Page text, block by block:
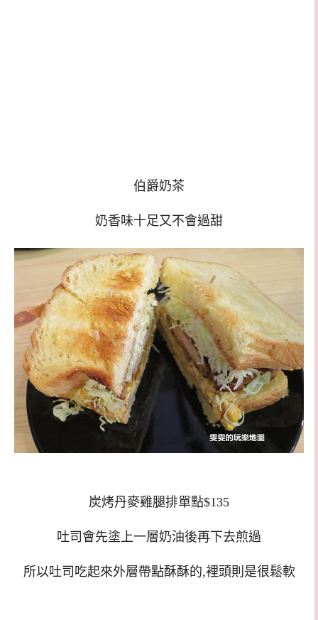
伯爵奶茶
奶香味十足又不會過甜
炭烤丹麥雞腿排單點$135
吐司會先塗上一層奶油後再下去煎過
所以吐司吃起來外層帶點酥酥的,裡頭則是很鬆軟